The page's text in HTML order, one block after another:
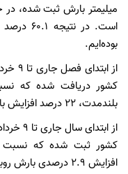
است. در
بوده‌ایم.
بلندمدت، ۲۲ درصد افزایش بارندگی را نشان می‌دهد.
افزایش ۲.۹ درصدی بارش روبرو هستیم.